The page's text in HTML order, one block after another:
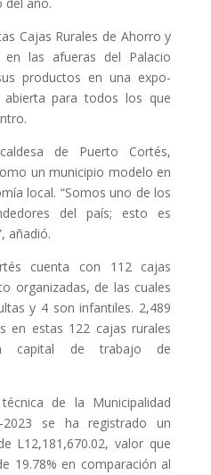
Cajas Rurales de Ahorro y
en las afueras del Palacio
productos en una expo-
abierta para todos los que
de Puerto Cortés,
un municipio modelo en
local. “Somos uno de los
del país; esto es
añadió.
cuenta con 112 cajas
organizadas, de las cuales
y 4 son infantiles. 2,489
en estas 122 cajas rurales
capital de trabajo de
de la Municipalidad
se ha registrado un
L12,181,670.02, valor que
19.78% en comparación al